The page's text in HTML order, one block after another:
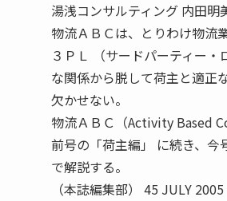
湯浅コンサルティング 内田明
物流ＡＢＣは、とりわけ物流
３ＰＬ （サードパーティー
な関係から脱して荷主と適正
欠かせない。
物流ＡＢＣ（Activity Based
前号の「荷主編」 に続き、
で解説する。
（本誌編集部） 45 JULY